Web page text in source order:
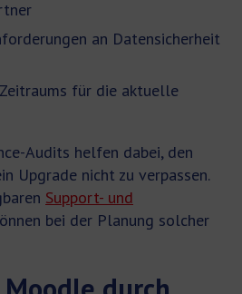
an Datensicherheit
für die aktuelle
Audits helfen dabei, den
Upgrade nicht zu verpassen.
Support- und
bei der Planung solcher